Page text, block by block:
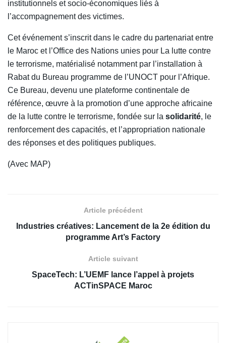
institutionnels et socio-économiques liés à
l’accompagnement des victimes.
Cet événement s’inscrit dans le cadre du partenariat entre
le Maroc et l’Office des Nations unies pour La lutte contre
le terrorisme, matérialisé notamment par l’installation à
Rabat du Bureau programme de l’UNOCT pour l’Afrique.
Ce Bureau, devenu une plateforme continentale de
référence, œuvre à la promotion d’une approche africaine
de la lutte contre le terrorisme, fondée sur la solidarité, le
renforcement des capacités, et l’appropriation nationale
des réponses et des politiques publiques.
(Avec MAP)
Article précédent
Industries créatives: Lancement de la 2e édition du
programme Art’s Factory
Article suivant
SpaceTech: L’UEMF lance l’appel à projets
ACTinSPACE Maroc